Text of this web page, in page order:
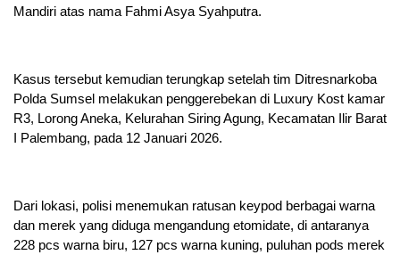
Mandiri atas nama Fahmi Asya Syahputra.
Kasus tersebut kemudian terungkap setelah tim Ditresnarkoba
Polda Sumsel melakukan penggerebekan di Luxury Kost kamar
R3, Lorong Aneka, Kelurahan Siring Agung, Kecamatan Ilir Barat
I Palembang, pada 12 Januari 2026.
Dari lokasi, polisi menemukan ratusan keypod berbagai warna
dan merek yang diduga mengandung etomidate, di antaranya
228 pcs warna biru, 127 pcs warna kuning, puluhan pods merek